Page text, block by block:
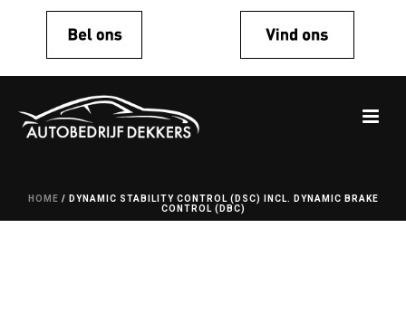
HOME / DYNAMIC STABILITY CONTROL (DSC) INCL. DYNAMIC BRAKE
CONTROL (DBC)